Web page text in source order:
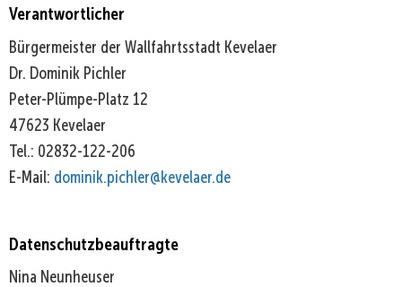
Verantwortlicher
Bürgermeister der Wallfahrtsstadt Kevelaer
Dr. Dominik Pichler
Peter-Plümpe-Platz 12
47623 Kevelaer
Tel.: 02832-122-206
E-Mail: dominik.pichler@kevelaer.de
Datenschutzbeauftragte
Nina Neunheuser